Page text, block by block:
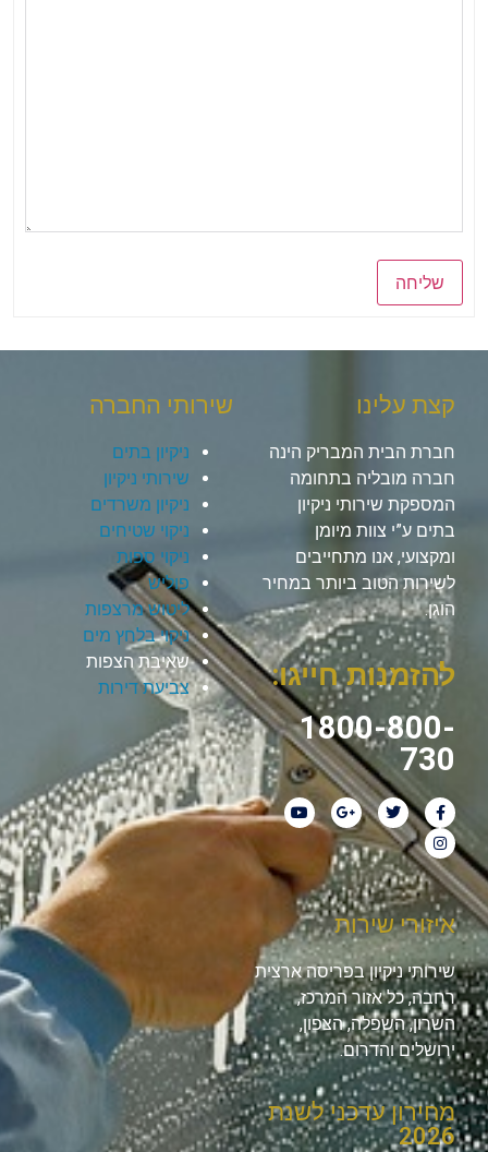
שליחה
קצת עלינו
חברת הבית המבריק הינה
חברה מובליה בתחומה
המספקת שירותי ניקיון
בתים ע”י צוות מיומן
ומקצועי, אנו מתחייבים
לשירות הטוב ביותר במחיר
הוגן.
להזמנות חייגו:
1800-800-
730
שירותי החברה
ניקיון בתים
שירותי ניקיון
ניקיון משרדים
ניקוי שטיחים
ניקוי ספות
פוליש
ליטוש מרצפות
ניקוי בלחץ מים
שאיבת הצפות
צביעת דירות
איזורי שירות
שירותי ניקיון בפריסה ארצית
רחבה, כל אזור המרכז,
השרון, השפלה, הצפון,
ירושלים והדרום.
מחירון עדכני לשנת
2026